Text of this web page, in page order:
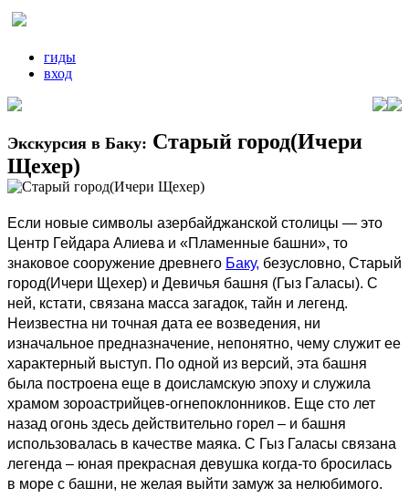
гиды
вход
Экскурсия в Баку: Старый город(Ичери
Щехер)
Если новые символы азербайджанской столицы — это
Центр Гейдара Алиева и «Пламенные башни», то
знаковое сооружение древнего Баку, безусловно, Старый
город(Ичери Щехер) и Девичья башня (Гыз Галасы). С
ней, кстати, связана масса загадок, тайн и легенд.
Неизвестна ни точная дата ее возведения, ни
изначальное предназначение, непонятно, чему служит ее
характерный выступ. По одной из версий, эта башня
была построена еще в доисламскую эпоху и служила
храмом зороастрийцев-огнепоклонников. Еще сто лет
назад огонь здесь действительно горел – и башня
использовалась в качестве маяка. С Гыз Галасы связана
легенда – юная прекрасная девушка когда-то бросилась
в море с башни, не желая выйти замуж за нелюбимого.